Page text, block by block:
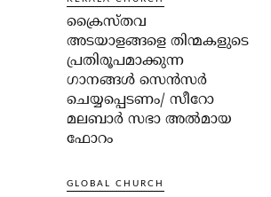
ക്രൈസ്തവ
അടയാളങ്ങളെ തിന്മകളുടെ
പ്രതിരൂപമാക്കുന്ന
ഗാനങ്ങൾ സെൻസർ
ചെയ്യപ്പെടണം/ സീറോ
മലബാർ സഭാ അൽമായ
ഫോറം
GLOBAL CHURCH